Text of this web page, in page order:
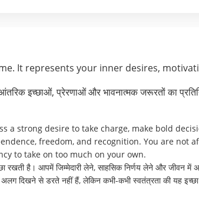
It represents your inner desires,
इच्छाओं, प्रेरणाओं और भावनात्मक जरूरतों का
a strong desire to take charge, make bold
freedom, and recognition. You are not
to take on too much on your own.
है। आपमें जिम्मेदारी लेने, साहसिक निर्णय लेने और जीवन में
दिखने से डरते नहीं हैं, लेकिन कभी-कभी स्वतंत्रता की यह